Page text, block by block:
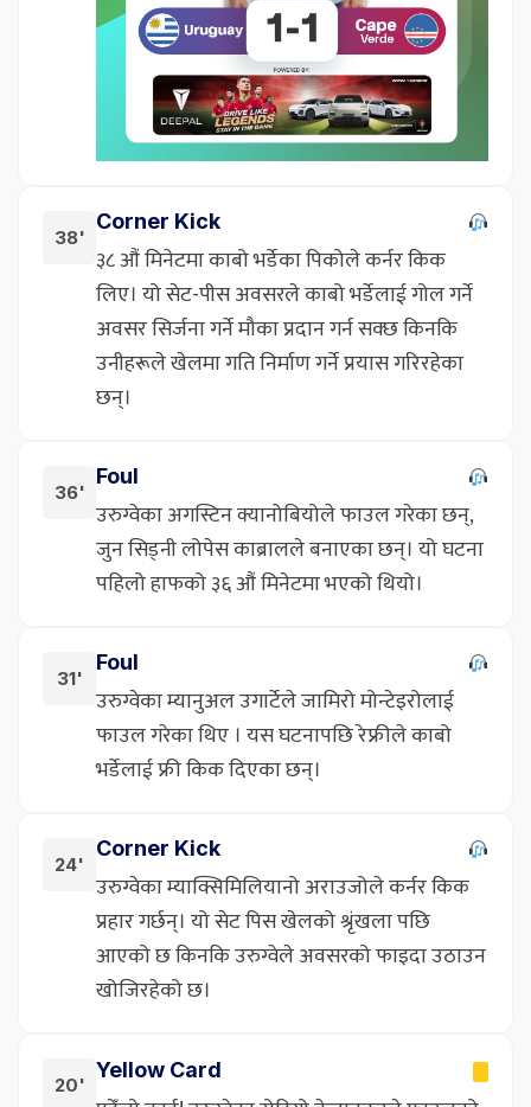
38'
Corner Kick
३८ औं मिनेटमा काबो भर्डेका पिकोले कर्नर किक
लिए। यो सेट-पीस अवसरले काबो भर्डेलाई गोल गर्ने
अवसर सिर्जना गर्ने मौका प्रदान गर्न सक्छ किनकि
उनीहरूले खेलमा गति निर्माण गर्ने प्रयास गरिरहेका
छन्।
36'
Foul
उरुग्वेका अगस्टिन क्यानोबियोले फाउल गरेका छन्,
जुन सिड्नी लोपेस काब्रालले बनाएका छन्। यो घटना
पहिलो हाफको ३६ औं मिनेटमा भएको थियो।
31'
Foul
उरुग्वेका म्यानुअल उगार्टेले जामिरो मोन्टेइरोलाई
फाउल गरेका थिए । यस घटनापछि रेफ्रीले काबो
भर्डेलाई फ्री किक दिएका छन्।
24'
Corner Kick
उरुग्वेका म्याक्सिमिलियानो अराउजोले कर्नर किक
प्रहार गर्छन्। यो सेट पिस खेलको श्रृंखला पछि
आएको छ किनकि उरुग्वेले अवसरको फाइदा उठाउन
खोजिरहेको छ।
20'
Yellow Card